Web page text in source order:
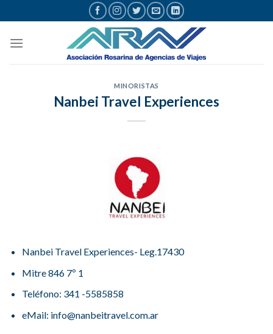
al
contenido
MINORISTAS
Nanbei Travel Experiences
Nanbei Travel Experiences- Leg.17430
Mitre 846 7º 1
Teléfono: 341 -5585858
eMail: info@nanbeitravel.com.ar